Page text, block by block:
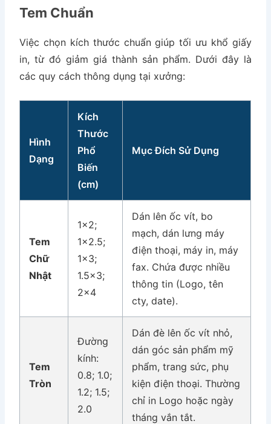
Tem Chuẩn
Việc chọn kích thước chuẩn giúp tối ưu khổ giấy
in, từ đó giảm giá thành sản phẩm. Dưới đây là
các quy cách thông dụng tại xưởng:
Hình
Dạng
Kích
Thước
Phổ
Biến
(cm)
Mục Đích Sử Dụng
Tem
Chữ
Nhật
1×2;
1×2.5;
1×3;
1.5×3;
2×4
Dán lên ốc vít, bo
mạch, dán lưng máy
điện thoại, máy in, máy
fax. Chứa được nhiều
thông tin (Logo, tên
cty, date).
Tem
Tròn
Đường
kính:
0.8; 1.0;
1.2; 1.5;
2.0
Dán đè lên ốc vít nhỏ,
dán góc sản phẩm mỹ
phẩm, trang sức, phụ
kiện điện thoại. Thường
chỉ in Logo hoặc ngày
tháng vắn tắt.